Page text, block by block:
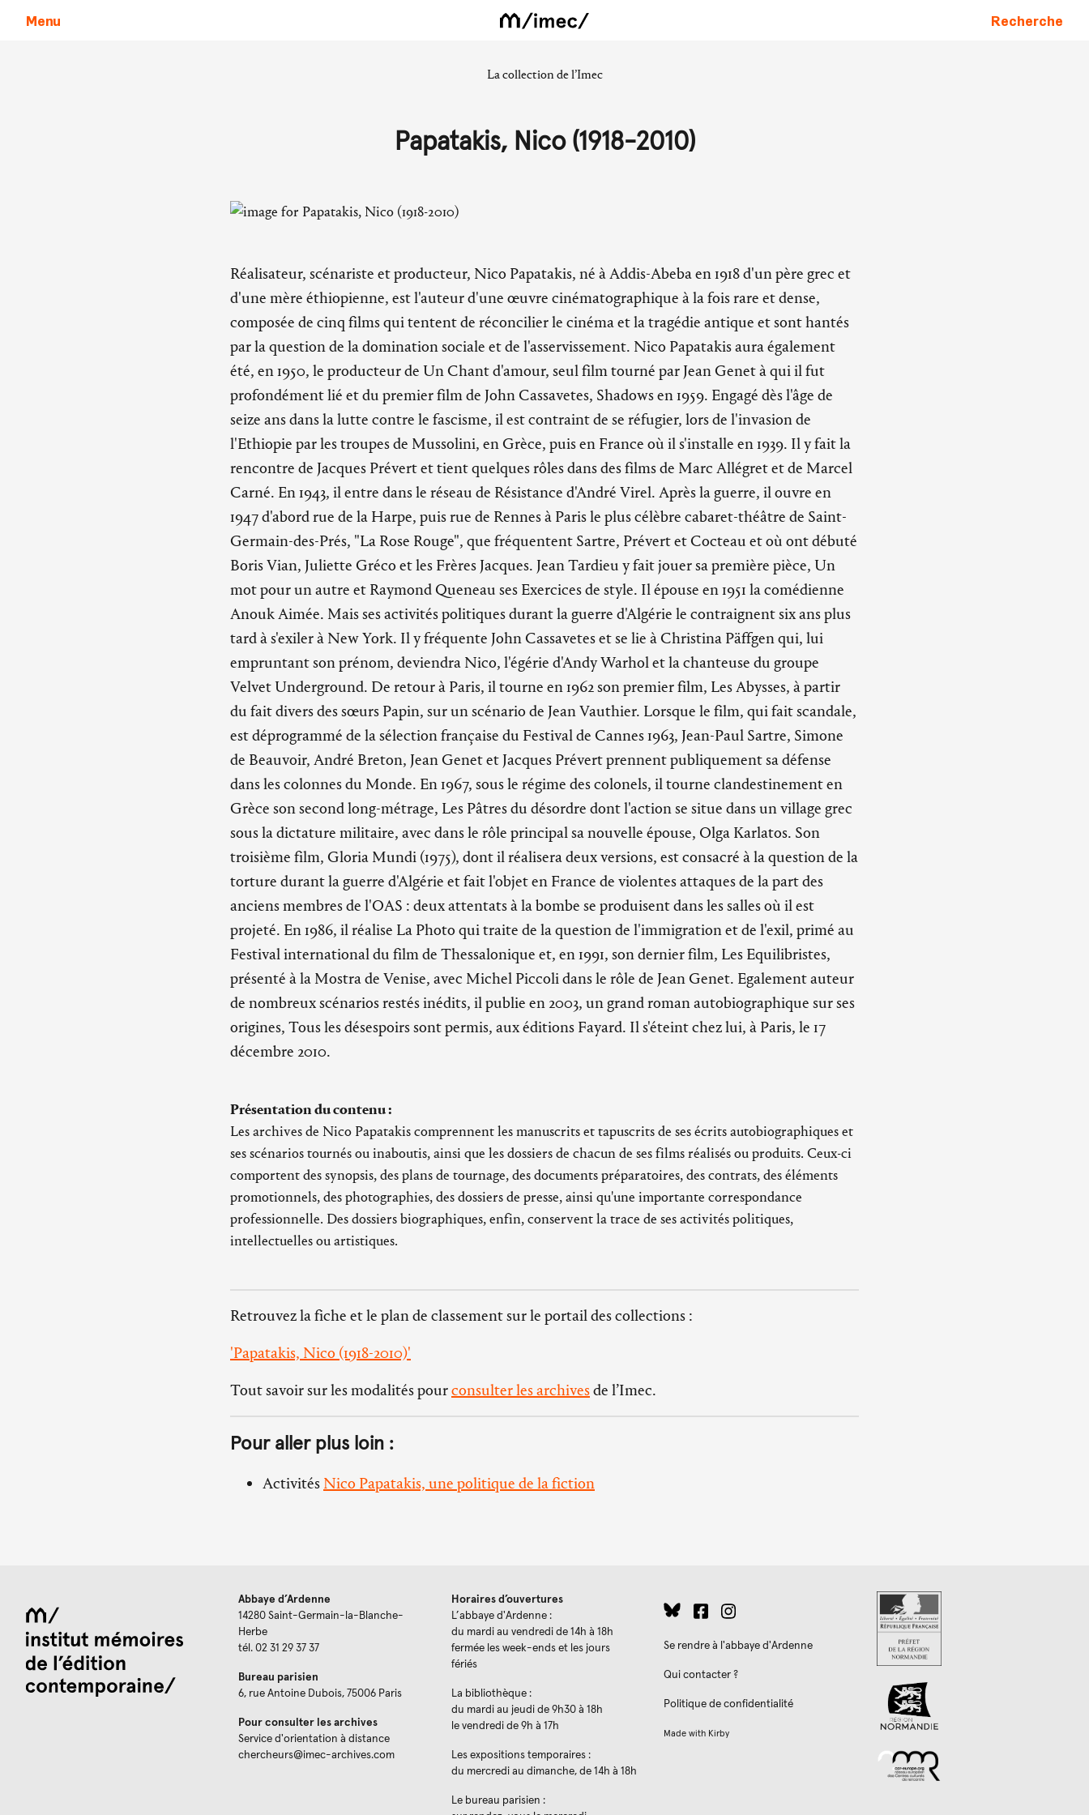
Menu Recherche
La collection de l’Imec
Papatakis, Nico (1918-2010)
Réalisateur, scénariste et producteur, Nico Papatakis, né à Addis-Abeba en 1918 d'un père grec et
d'une mère éthiopienne, est l'auteur d'une œuvre cinématographique à la fois rare et dense,
composée de cinq films qui tentent de réconcilier le cinéma et la tragédie antique et sont hantés
par la question de la domination sociale et de l'asservissement. Nico Papatakis aura également
été, en 1950, le producteur de Un Chant d'amour, seul film tourné par Jean Genet à qui il fut
profondément lié et du premier film de John Cassavetes, Shadows en 1959. Engagé dès l'âge de
seize ans dans la lutte contre le fascisme, il est contraint de se réfugier, lors de l'invasion de
l'Ethiopie par les troupes de Mussolini, en Grèce, puis en France où il s'installe en 1939. Il y fait la
rencontre de Jacques Prévert et tient quelques rôles dans des films de Marc Allégret et de Marcel
Carné. En 1943, il entre dans le réseau de Résistance d'André Virel. Après la guerre, il ouvre en
1947 d'abord rue de la Harpe, puis rue de Rennes à Paris le plus célèbre cabaret-théâtre de Saint-
Germain-des-Prés, "La Rose Rouge", que fréquentent Sartre, Prévert et Cocteau et où ont débuté
Boris Vian, Juliette Gréco et les Frères Jacques. Jean Tardieu y fait jouer sa première pièce, Un
mot pour un autre et Raymond Queneau ses Exercices de style. Il épouse en 1951 la comédienne
Anouk Aimée. Mais ses activités politiques durant la guerre d'Algérie le contraignent six ans plus
tard à s'exiler à New York. Il y fréquente John Cassavetes et se lie à Christina Päffgen qui, lui
empruntant son prénom, deviendra Nico, l'égérie d'Andy Warhol et la chanteuse du groupe
Velvet Underground. De retour à Paris, il tourne en 1962 son premier film, Les Abysses, à partir
du fait divers des sœurs Papin, sur un scénario de Jean Vauthier. Lorsque le film, qui fait scandale,
est déprogrammé de la sélection française du Festival de Cannes 1963, Jean-Paul Sartre, Simone
de Beauvoir, André Breton, Jean Genet et Jacques Prévert prennent publiquement sa défense
dans les colonnes du Monde. En 1967, sous le régime des colonels, il tourne clandestinement en
Grèce son second long-métrage, Les Pâtres du désordre dont l'action se situe dans un village grec
sous la dictature militaire, avec dans le rôle principal sa nouvelle épouse, Olga Karlatos. Son
troisième film, Gloria Mundi (1975), dont il réalisera deux versions, est consacré à la question de la
torture durant la guerre d'Algérie et fait l'objet en France de violentes attaques de la part des
anciens membres de l'OAS : deux attentats à la bombe se produisent dans les salles où il est
projeté. En 1986, il réalise La Photo qui traite de la question de l'immigration et de l'exil, primé au
Festival international du film de Thessalonique et, en 1991, son dernier film, Les Equilibristes,
présenté à la Mostra de Venise, avec Michel Piccoli dans le rôle de Jean Genet. Egalement auteur
de nombreux scénarios restés inédits, il publie en 2003, un grand roman autobiographique sur ses
origines, Tous les désespoirs sont permis, aux éditions Fayard. Il s'éteint chez lui, à Paris, le 17
décembre 2010.
Présentation du contenu :
Les archives de Nico Papatakis comprennent les manuscrits et tapuscrits de ses écrits autobiographiques et
ses scénarios tournés ou inaboutis, ainsi que les dossiers de chacun de ses films réalisés ou produits. Ceux-ci
comportent des synopsis, des plans de tournage, des documents préparatoires, des contrats, des éléments
promotionnels, des photographies, des dossiers de presse, ainsi qu'une importante correspondance
professionnelle. Des dossiers biographiques, enfin, conservent la trace de ses activités politiques,
intellectuelles ou artistiques.
Retrouvez la fiche et le plan de classement sur le portail des collections :
'Papatakis, Nico (1918-2010)'
Tout savoir sur les modalités pourconsulter les archivesde l’Imec.
Pour aller plus loin :
Activités Nico Papatakis, une politique de la fiction
Abbaye d’Ardenne
14280 Saint-Germain-la-Blanche-
Herbe
tél. 02 31 29 37 37
Bureau parisien
6, rue Antoine Dubois, 75006 Paris
Pour consulter les archives
Service d'orientation à distance
chercheurs@imec-archives.com
Horaires d’ouvertures
L’abbaye d'Ardenne :
du mardi au vendredi de 14h à 18h
fermée les week-ends et les jours
fériés
La bibliothèque :
du mardi au jeudi de 9h30 à 18h
le vendredi de 9h à 17h
Les expositions temporaires :
du mercredi au dimanche, de 14h à 18h
Le bureau parisien :
Se rendre à l'abbaye d'Ardenne
Qui contacter ?
Politique de confidentialité
Made with Kirby